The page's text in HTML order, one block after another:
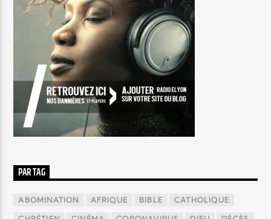
PAR TAG
ABOMINATION AFRIQUE BIBLE CATHOLIQUE